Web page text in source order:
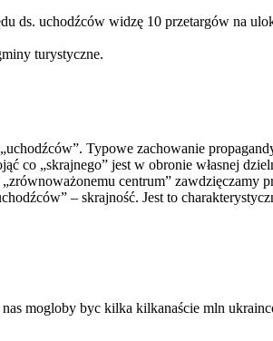
ds. uchodźców widzę 10 przetargów na
turystyczne.
Typowe zachowanie
co „skrajnego” jest w obronie własnej
„zrównoważonemu centrum”
– skrajność. Jest to
mogloby byc kilka kilkanaście mln